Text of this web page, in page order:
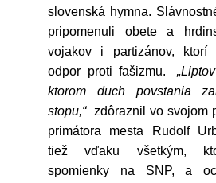
slovenská hymna.
pripomenuli obete a
vojakov i partizánov,
odpor proti fašizmu.
ktorom duch povstania
stopu,“ zdôraznil vo svojom
primátora mesta Rudolf
tiež vďaku všetkým,
spomienky na SNP, a